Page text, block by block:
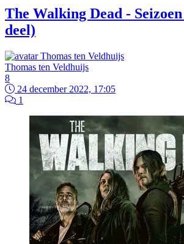
The Walking Dead -
deel)
Thomas ten Veldhuijs
8
24 december 2022, 17:05
1